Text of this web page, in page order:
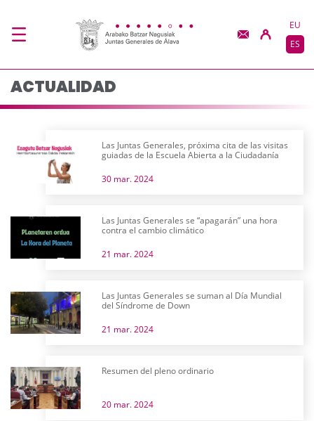
Actualidad - JJGG-
EU
ES
ACTUALIDAD
Las Juntas Generales, próxima cita de las visitas
guiadas de la Escuela Abierta a la Ciudadanía
30 mar. 2024
Las Juntas Generales se “apagarán” una hora
contra el cambio climático
21 mar. 2024
Las Juntas Generales se suman al Día Mundial
del Síndrome de Down
21 mar. 2024
Resumen del pleno ordinario
20 mar. 2024